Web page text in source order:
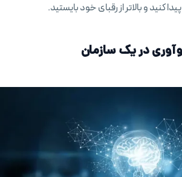
کنید و بالاتر از رقبای خود بایستید.
در یک سازمان